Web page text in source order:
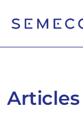
Articles